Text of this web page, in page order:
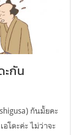
ะกัน
กันมั้ยคะ
โดะค่ะ ไม่ว่าจะ